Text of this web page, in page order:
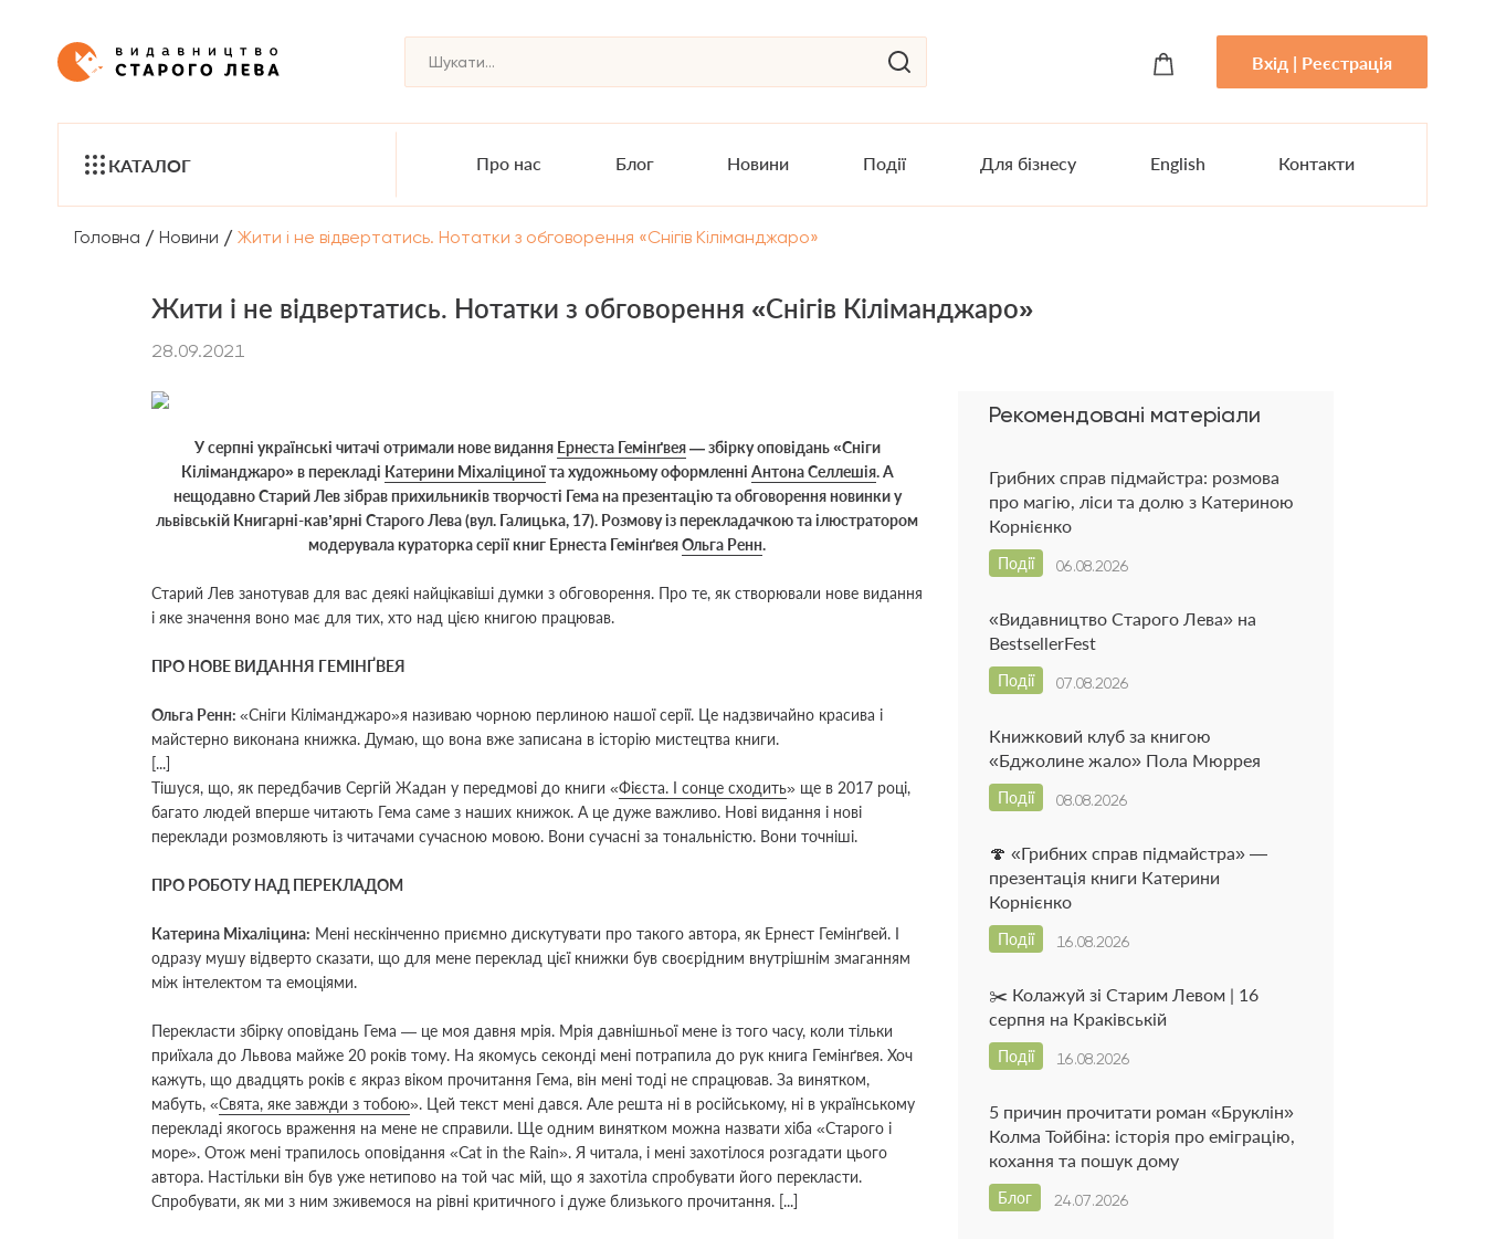
Вхід | Реєстрація
КАТАЛОГ Про нас Блог Новини Події Для бізнесу English Контакти
Головна / Новини / Жити і не відвертатись. Нотатки з обговорення «Снігів Кіліманджаро»
Жити і не відвертатись. Нотатки з обговорення «Снігів Кіліманджаро»
28.09.2021
У серпні українські читачі отримали нове видання Ернеста Гемінґвея— збірку оповідань«Сніги
Кіліманджаро»в перекладі Катерини Міхаліциноїта художньому оформленні Антона Селлешія. А
нещодавноСтарий Лев зібрав прихильників творчості Гема на презентацію та обговорення новинки у
львівській Книгарні-кав’ярні Старого Лева (вул. Галицька, 17). Розмову із перекладачкою та ілюстратором
модерувала кураторка серії книг Ернеста ГемінґвеяОльга Ренн.
Старий Лев занотував для вас деякі найцікавіші думки з обговорення. Про те, як створювали нове видання
і яке значення воно має для тих, хто над цією книгою працював.
ПРО НОВЕ ВИДАННЯ ГЕМІНҐВЕЯ
Ольга Ренн: «Сніги Кіліманджаро»я називаю чорною перлиною нашої серії. Це надзвичайно красива і
майстерно виконана книжка. Думаю, що вона вже записана в історію мистецтва книги.
[...]
Тішуся, що, як передбачив Сергій Жадан у передмові до книги «Фієста. І сонце сходить» ще в 2017 році,
багато людей вперше читають Гема саме з наших книжок. А це дуже важливо. Нові видання і нові
переклади розмовляють із читачами сучасною мовою. Вони сучасні за тональністю. Вони точніші.
ПРО РОБОТУ НАД ПЕРЕКЛАДОМ
Катерина Міхаліцина: Мені нескінченно приємно дискутувати про такого автора, як Ернест Гемінґвей. І
одразу мушу відверто сказати, що для мене переклад цієї книжки був своєрідним внутрішнім змаганням
між інтелектом та емоціями.
Перекласти збірку оповідань Гема — це моя давня мрія. Мрія давнішньої мене із того часу, коли тільки
приїхала до Львова майже 20 років тому. На якомусь секонді мені потрапила до рук книга Гемінґвея. Хоч
кажуть, що двадцять років є якраз віком прочитання Гема, він мені тоді не спрацював. За винятком,
мабуть, «Свята, яке завжди з тобою». Цей текст мені дався. Але решта ні в російському, ні в українському
перекладі якогось враження на мене не справили. Ще одним винятком можна назвати хіба «Старого і
море». Отож мені трапилось оповідання «Cat in the Rain». Я читала, і мені захотілося розгадати цього
автора. Настільки він був уже нетипово на той час мій, що я захотіла спробувати його перекласти.
Спробувати, як ми з ним зживемося на рівні критичного і дуже близького прочитання. [...]
Рекомендовані матеріали
Грибних справ підмайстра: розмова
про магію, ліси та долю з Катериною
Корнієнко
06.08.2026
Події
«Видавництво Старого Лева» на
BestsellerFest
07.08.2026
Події
Книжковий клуб за книгою
«Бджолине жало» Пола Мюррея
08.08.2026
Події
🍄 «Грибних справ підмайстра» —
презентація книги Катерини
Корнієнко
16.08.2026
Події
✂️ Колажуй зі Старим Левом | 16
серпня на Краківській
16.08.2026
Події
5 причин прочитати роман «Бруклін»
Колма Тойбіна: історія про еміграцію,
кохання та пошук дому
24.07.2026
Блог